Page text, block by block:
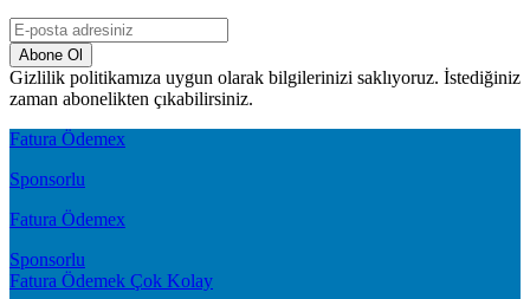
Abone Ol
Gizlilik politikamıza uygun olarak bilgilerinizi saklıyoruz. İstediğiniz
zaman abonelikten çıkabilirsiniz.
Fatura Ödemex
Sponsorlu
Fatura Ödemex
Sponsorlu
Fatura Ödemek Çok Kolay